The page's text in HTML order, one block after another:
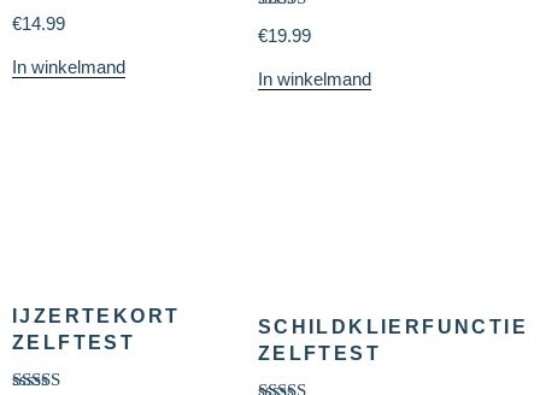
Gewaardeerd
5.00uit 5
€14.99
In winkelmand
Gewaardeerd
5.00uit 5
€19.99
In winkelmand
IJZERTEKORT
ZELFTEST
SCHILDKLIERFUNCTIE
ZELFTEST